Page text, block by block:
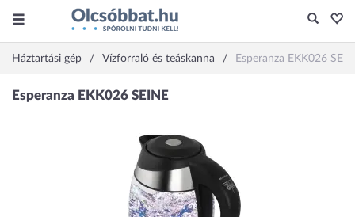
Háztartási gép Vízforraló és teáskanna Esperanza EKK026